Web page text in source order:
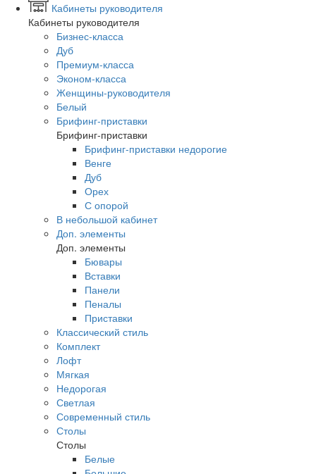
Кабинеты руководителя
Кабинеты руководителя
Бизнес-класса
Дуб
Премиум-класса
Эконом-класса
Женщины-руководителя
Белый
Брифинг-приставки
Брифинг-приставки
Брифинг-приставки недорогие
Венге
Дуб
Орех
С опорой
В небольшой кабинет
Доп. элементы
Доп. элементы
Бювары
Вставки
Панели
Пеналы
Приставки
Классический стиль
Комплект
Лофт
Мягкая
Недорогая
Светлая
Современный стиль
Столы
Столы
Белые